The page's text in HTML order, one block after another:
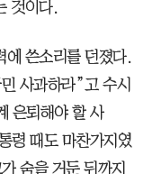
것이다.
에 쓴소리를 던졌다.
사과하라”고 수시
은퇴해야 할 사
령 때도 마찬가지였
숨을 거둔 뒤까지